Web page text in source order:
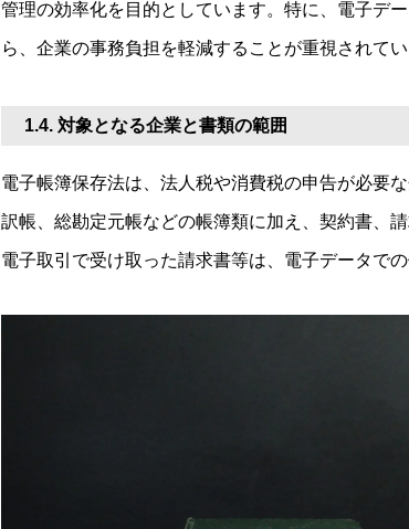
管理の効率化を目的としています。特に、電子デ
ら、企業の事務負担を軽減することが重視されてい
1.4. 対象となる企業と書類の範囲
電子帳簿保存法は、法人税や消費税の申告が必要
訳帳、総勘定元帳などの帳簿類に加え、契約書、
電子取引で受け取った請求書等は、電子データで